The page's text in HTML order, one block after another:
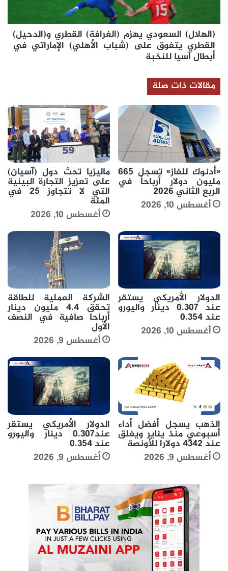
على
(شباب
الأهلي)
الإماراتي
في
أبطال
آسيا
للنخبة
(الهلال) السعودي يهزم (الغرافة) القطري و(الدحيل)
القطري يتفوق على (شباب الأهلي) الإماراتي في
أبطال آسيا للنخبة
مقالات ذات صلة
«أدنوك للغاز» تسجل 665
مليون دولار أرباحاً في
الربع الثاني 2026
أغسطس 10, 2026
ماليزيا تحث دول (آسيان)
على تعزيز التجارة البينية
التي لا تتجاوز 25 في
المئة
أغسطس 10, 2026
الدولار الأمريكي يستقر
عند 0.307 دينار واليورو
عند 0.354
أغسطس 10, 2026
الشركة العملية للطاقة
تحقق 4.4 مليون دينار
أرباحا صافية في النصف
الأول
أغسطس 9, 2026
الذهب يسجل أفضل أداء
أسبوعي منذ يناير ويغلق
عند 4342 دولارا للأونصة
أغسطس 9, 2026
الدولار الأمريكي يستقر
عند0.307 دينار واليورو
عند 0.354
أغسطس 9, 2026